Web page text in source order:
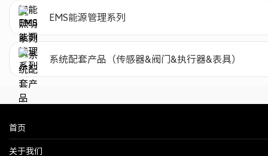
EMS能源管理系列
系统配套产品（传感器&阀门&执行器&表具）
首页
关于我们